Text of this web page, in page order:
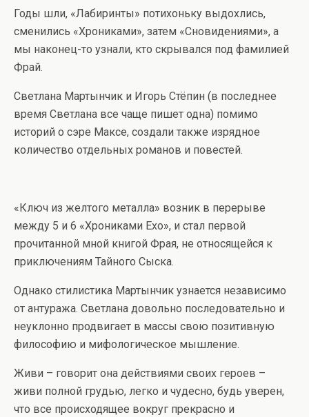
Годы шли, «Лабиринты» потихоньку выдохлись,
сменились «Хрониками», затем «Сновидениями», а
мы наконец-то узнали, кто скрывался под фамилией
Фрай.
Светлана Мартынчик и Игорь Стёпин (в последнее
время Светлана все чаще пишет одна) помимо
историй о сэре Максе, создали также изрядное
количество отдельных романов и повестей.
«Ключ из желтого металла» возник в перерыве
между 5 и 6 «Хрониками Ехо», и стал первой
прочитанной мной книгой Фрая, не относящейся к
приключениям Тайного Сыска.
Однако стилистика Мартынчик узнается независимо
от антуража. Светлана довольно последовательно и
неуклонно продвигает в массы свою позитивную
философию и мифологическое мышление.
Живи – говорит она действиями своих героев –
живи полной грудью, легко и чудесно, будь уверен,
что все происходящее вокруг прекрасно и